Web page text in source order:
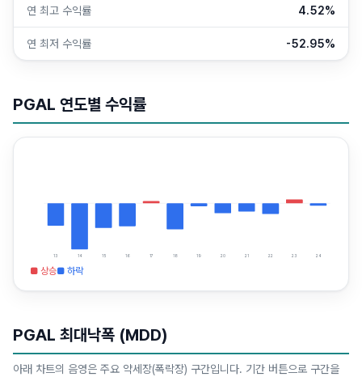
연 최고 수익률 4.52%
연 최저 수익률 -52.95%
PGAL 연도별 수익률
13 14 15 16 17 18 19 20 21 22 23 24
■ 상승■ 하락
PGAL 최대낙폭 (MDD)
아래 차트의 음영은 주요 약세장(폭락장) 구간입니다. 기간 버튼으로 구간을